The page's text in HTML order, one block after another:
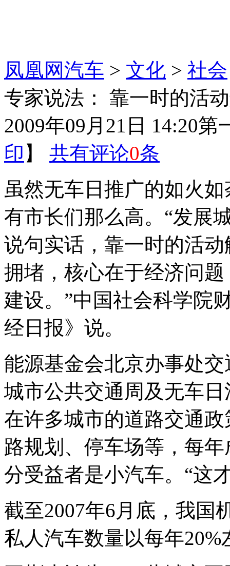
凤凰网汽车 > 文化 > 社会
专家说法： 靠一时的活
2009年09月21日 14:20第
印 】 共有评论0条
虽然无车日推广的如火
有市长们那么高。“发展
说句实话，靠一时的活
拥堵，核心在于经济问
建设。”中国社会科学院
经日报》说。
能源基金会北京办事处
城市公共交通周及无车
在许多城市的道路交通
路规划、停车场等，每
分受益者是小汽车。“这
截至2007年6月底，我国
私人汽车数量以每年